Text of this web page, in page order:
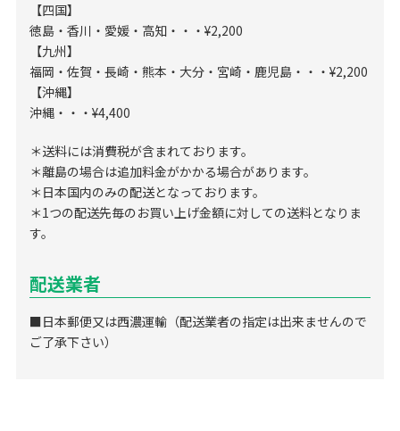
【四国】
徳島・香川・愛媛・高知・・・¥2,200
【九州】
福岡・佐賀・長崎・熊本・大分・宮崎・鹿児島・・・¥2,200
【沖縄】
沖縄・・・¥4,400
＊送料には消費税が含まれております。
＊離島の場合は追加料金がかかる場合があります。
＊日本国内のみの配送となっております。
＊1つの配送先毎のお買い上げ金額に対しての送料となりま
す。
配送業者
■日本郵便又は西濃運輸（配送業者の指定は出来ませんので
ご了承下さい）